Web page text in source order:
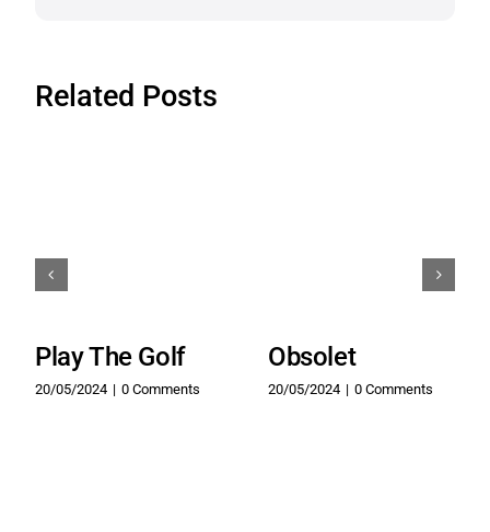
Related Posts
Play The Golf
20/05/2024 | 0 Comments
Obsolet
20/05/2024 | 0 Comments